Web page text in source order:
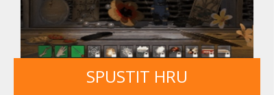
SPUSTIT HRU